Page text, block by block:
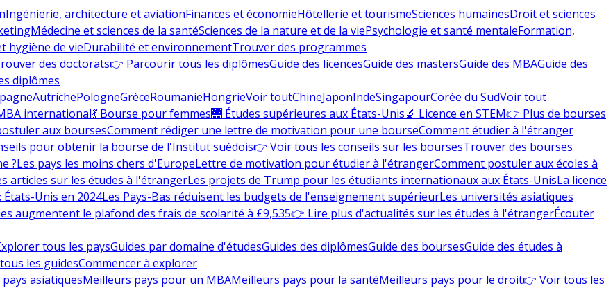
Ingénierie, architecture et aviationFinances et économieHôtellerie et tourismeSciences humainesDroit et sciences
Médecine et sciences de la santéSciences de la nature et de la viePsychologie et santé mentaleFormation,
hygiène de vieDurabilité et environnementTrouver des programmes
des doctorats👉 Parcourir tous les diplômesGuide des licencesGuide des mastersGuide des MBAGuide des
diplômes
AutrichePologneGrèceRoumanieHongrieVoir toutChineJaponIndeSingapourCorée du SudVoir tout
international💃 Bourse pour femmes🌉 Études supérieures aux États-Unis🔬 Licence en STEM👉 Plus de bourses
aux boursesComment rédiger une lettre de motivation pour une bourseComment étudier à l'étranger
pour obtenir la bourse de l'Institut suédois👉 Voir tous les conseils sur les boursesTrouver des bourses
?Les pays les moins chers d'EuropeLettre de motivation pour étudier à l'étrangerComment postuler aux écoles à
articles sur les études à l'étrangerLes projets de Trump pour les étudiants internationaux aux États-UnisLa licence
Unis en 2024Les Pays-Bas réduisent les budgets de l'enseignement supérieurLes universités asiatiques
augmentent le plafond des frais de scolarité à £9,535👉 Lire plus d'actualités sur les études à l'étrangerÉcouter
tous les paysGuides par domaine d'étudesGuides des diplômesGuide des boursesGuide des études à
les guidesCommencer à explorer
asiatiquesMeilleurs pays pour un MBAMeilleurs pays pour la santéMeilleurs pays pour le droit👉 Voir tous les